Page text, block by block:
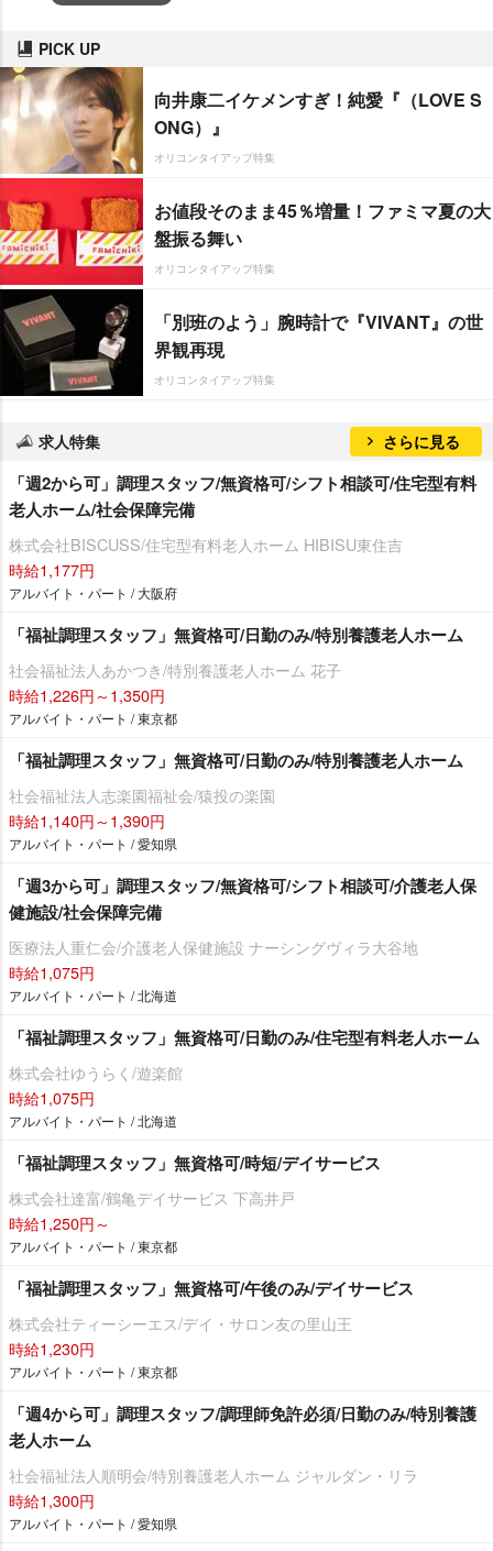
PICK UP
向井康二イケメンすぎ！純愛『（LOVE S
ONG）』
オリコンタイアップ特集
お値段そのまま45％増量！ファミマ夏の大
盤振る舞い
オリコンタイアップ特集
「別班のよう」腕時計で『VIVANT』の世
界観再現
オリコンタイアップ特集
求人特集 さらに見る
「週2から可」調理スタッフ/無資格可/シフト相談可/住宅型有料
老人ホーム/社会保障完備
株式会社BISCUSS/住宅型有料老人ホーム HIBISU東住吉
時給1,177円
アルバイト・パート / 大阪府
「福祉調理スタッフ」無資格可/日勤のみ/特別養護老人ホーム
社会福祉法人あかつき/特別養護老人ホーム 花子
時給1,226円～1,350円
アルバイト・パート / 東京都
「福祉調理スタッフ」無資格可/日勤のみ/特別養護老人ホーム
社会福祉法人志楽園福祉会/猿投の楽園
時給1,140円～1,390円
アルバイト・パート / 愛知県
「週3から可」調理スタッフ/無資格可/シフト相談可/介護老人保
健施設/社会保障完備
医療法人重仁会/介護老人保健施設 ナーシングヴィラ大谷地
時給1,075円
アルバイト・パート / 北海道
「福祉調理スタッフ」無資格可/日勤のみ/住宅型有料老人ホーム
株式会社ゆうらく/遊楽館
時給1,075円
アルバイト・パート / 北海道
「福祉調理スタッフ」無資格可/時短/デイサービス
株式会社達富/鶴亀デイサービス 下高井戸
時給1,250円～
アルバイト・パート / 東京都
「福祉調理スタッフ」無資格可/午後のみ/デイサービス
株式会社ティーシーエス/デイ・サロン友の里山王
時給1,230円
アルバイト・パート / 東京都
「週4から可」調理スタッフ/調理師免許必須/日勤のみ/特別養護
老人ホーム
社会福祉法人順明会/特別養護老人ホーム ジャルダン・リラ
時給1,300円
アルバイト・パート / 愛知県